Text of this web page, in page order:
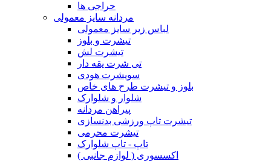
حراجی ها
مردانه سایز معمولی
لباس زیر سایز معمولی
تیشرت و بلوز
تیشرت لش
تی شرت یقه دار
سویشرت هودی
بلوز و تیشرت طرح های خاص
شلوار و شلوارک
پیراهن مردانه
تیشرت تاپ ورزشی بدنسازی
تیشرت محرمی
تاپ - تاپ شلوارک
اکسسوری ( لوازم جانبی )